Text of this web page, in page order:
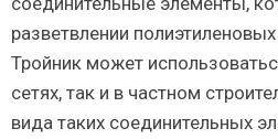
разветвлении
Тройник может
сетях, так и в частном
вида таких соединительных